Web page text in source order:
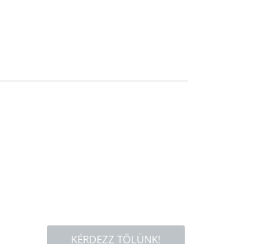
KÉRDEZZ TŐLÜNK!